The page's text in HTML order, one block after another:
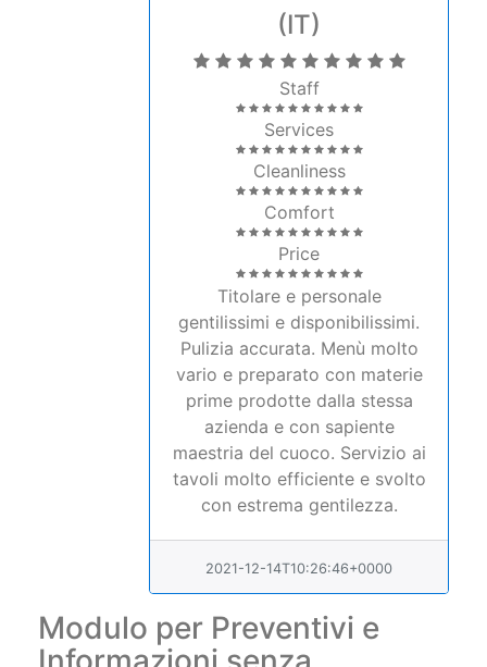
(IT)
Staff
Services
Cleanliness
Comfort
Price
Titolare e personale
gentilissimi e disponibilissimi.
Pulizia accurata. Menù molto
vario e preparato con materie
prime prodotte dalla stessa
azienda e con sapiente
maestria del cuoco. Servizio ai
tavoli molto efficiente e svolto
con estrema gentilezza.
2021-12-14T10:26:46+0000
Modulo per Preventivi e